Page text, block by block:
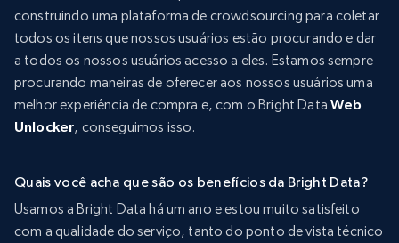
construindo uma plataforma de crowdsourcing para coletar
todos os itens que nossos usuários estão procurando e dar
a todos os nossos usuários acesso a eles. Estamos sempre
procurando maneiras de oferecer aos nossos usuários uma
melhor experiência de compra e, com o Bright DataWeb
Unlocker, conseguimos isso.
Quais você acha que são os benefícios da Bright Data?
Usamos a Bright Data há um ano e estou muito satisfeito
com a qualidade do serviço, tanto do ponto de vista técnico